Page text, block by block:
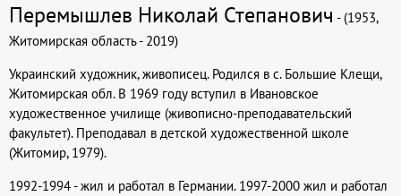
Перемышлев Николай Степанович - (1953,
Житомирская область - 2019)
Украинский художник, живописец. Родился в с. Большие Клещи,
Житомирская обл. В 1969 году вступил в Ивановское
художественное училище (живописно-преподавательский
факультет). Преподавал в детской художественной школе
(Житомир, 1979).
1992-1994 - жил и работал в Германии. 1997-2000 жил и работал